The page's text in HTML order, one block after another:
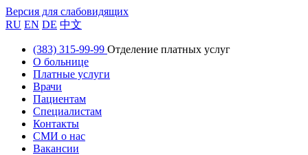
Версия для слабовидящих
RU EN DE 中文
(383) 315-99-99 Отделение платных услуг
О больнице
Платные услуги
Врачи
Пациентам
Специалистам
Контакты
СМИ о нас
Вакансии